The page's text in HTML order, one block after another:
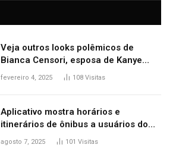
Veja outros looks polêmicos de
Bianca Censori, esposa de Kanye
West que apareceu nua no Grammy
fevereiro 4, 2025 108 Visitas
Aplicativo mostra horários e
itinerários de ônibus a usuários do
transporte público de Palmas; confira
agosto 7, 2025 101 Visitas